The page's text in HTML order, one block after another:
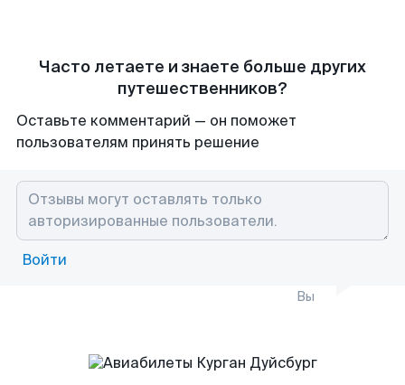
Часто летаете и знаете больше других
путешественников?
Оставьте комментарий — он поможет
пользователям принять решение
Войти
Вы